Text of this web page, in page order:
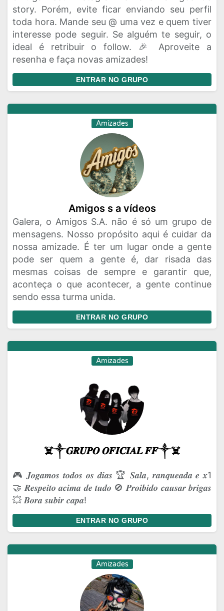
story. Porém, evite ficar enviando seu perfil
toda hora. Mande seu @ uma vez e quem tiver
interesse pode seguir. Se alguém te seguir, o
ideal é retribuir o follow. 🎉 Aproveite a
resenha e faça novas amizades!
ENTRAR NO GRUPO
Amizades
Amigos s a vídeos
Galera, o Amigos S.A. não é só um grupo de
mensagens. Nosso propósito aqui é cuidar da
nossa amizade. É ter um lugar onde a gente
pode ser quem a gente é, dar risada das
mesmas coisas de sempre e garantir que,
aconteça o que acontecer, a gente continue
sendo essa turma unida.
ENTRAR NO GRUPO
Amizades
☠️༒𝑮𝑹𝑼𝑷𝑶 𝑶𝑭𝑰𝑪𝑰𝑨𝑳 𝑭𝑭༒☠️
🎮 𝑱𝒐𝒈𝒂𝒎𝒐𝒔 𝒕𝒐𝒅𝒐𝒔 𝒐𝒔 𝒅𝒊𝒂𝒔 🏆 𝑺𝒂𝒍𝒂, 𝒓𝒂𝒏𝒒𝒖𝒆𝒂𝒅𝒂 𝒆 𝒙1
🤝 𝑹𝒆𝒔𝒑𝒆𝒊𝒕𝒐 𝒂𝒄𝒊𝒎𝒂 𝒅𝒆 𝒕𝒖𝒅𝒐 🚫 𝑷𝒓𝒐𝒊𝒃𝒊𝒅𝒐 𝒄𝒂𝒖𝒔𝒂𝒓 𝒃𝒓𝒊𝒈𝒂𝒔
💥 𝑩𝒐𝒓𝒂 𝒔𝒖𝒃𝒊𝒓 𝒄𝒂𝒑𝒂!
ENTRAR NO GRUPO
Amizades